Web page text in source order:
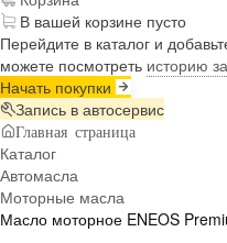
В вашей корзине пусто
Перейдите в каталог и
можете посмотреть историю
Начать покупки
Запись в автосервис
Главная страница
Каталог
Автомасла
Моторные масла
Масло моторное ENEOS